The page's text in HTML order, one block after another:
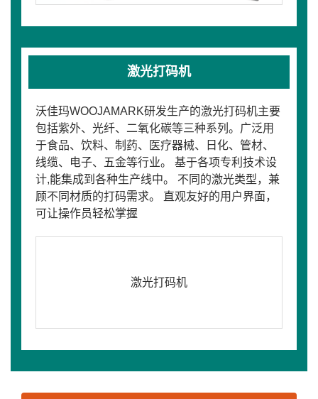
激光打码机
沃佳玛WOOJAMARK研发生产的激光打码机主要
包括紫外、光纤、二氧化碳等三种系列。广泛用
于食品、饮料、制药、医疗器械、日化、管材、
线缆、电子、五金等行业。 基于各项专利技术设
计,能集成到各种生产线中。 不同的激光类型，兼
顾不同材质的打码需求。 直观友好的用户界面，
可让操作员轻松掌握
激光打码机